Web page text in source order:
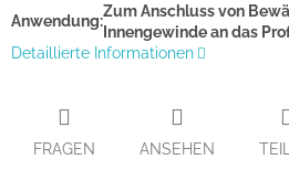
Anwendung:
Zum Anschluss von
Innengewinde an das
Detaillierte Informationen
FRAGEN ANSEHEN